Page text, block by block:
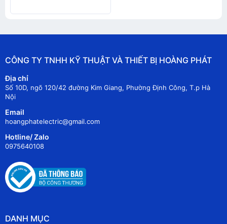
CÔNG TY TNHH KỸ THUẬT VÀ THIẾT BỊ HOÀNG PHÁT
Địa chỉ
Số 10D, ngõ 120/42 đường Kim Giang, Phường Định Công, T.p Hà
Nội
Email
hoangphatelectric@gmail.com
Hotline/ Zalo
0975640108
DANH MỤC